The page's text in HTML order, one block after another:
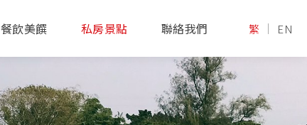
餐飲美饌 私房景點 聯絡我們 繁 EN